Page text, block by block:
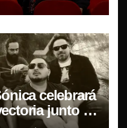
celebrará
junto a